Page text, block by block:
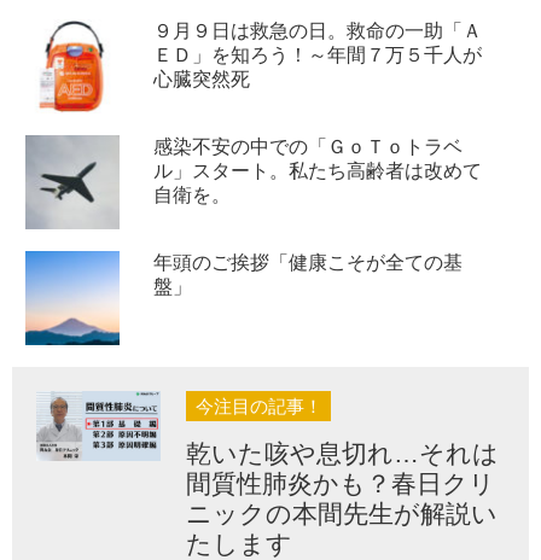
９月９日は救急の日。救命の一助「Ａ
ＥＤ」を知ろう！～年間７万５千人が
心臓突然死
感染不安の中での「ＧｏＴｏトラベ
ル」スタート。私たち高齢者は改めて
自衛を。
年頭のご挨拶「健康こそが全ての基
盤」
今注目の記事！
乾いた咳や息切れ…それは
間質性肺炎かも？春日クリ
ニックの本間先生が解説い
たします